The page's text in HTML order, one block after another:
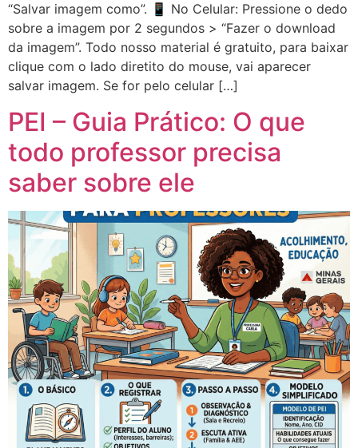
“Salvar imagem como”. 📱 No Celular: Pressione o dedo
sobre a imagem por 2 segundos > “Fazer o download
da imagem”. Todo nosso material é gratuito, para baixar
clique com o lado diretito do mouse, vai aparecer
salvar imagem. Se for pelo celular […]
PEI – Guia Prático: O que
todo professor precisa
saber sobre ele